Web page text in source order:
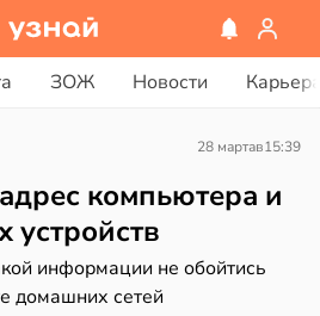
ЗОЖ Новости
28 мартав15:39
компьютера и
устройств
информации не обойтись
домашних сетей